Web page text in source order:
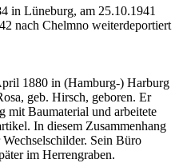
in Lüneburg, am 25.10.1941
nach Chelmno weiterdeportiert
1880 in (Hamburg-) Harburg
geb. Hirsch, geboren. Er
mit Baumaterial und arbeitete
In diesem Zusammenhang
Sein Büro
im Herrengraben.